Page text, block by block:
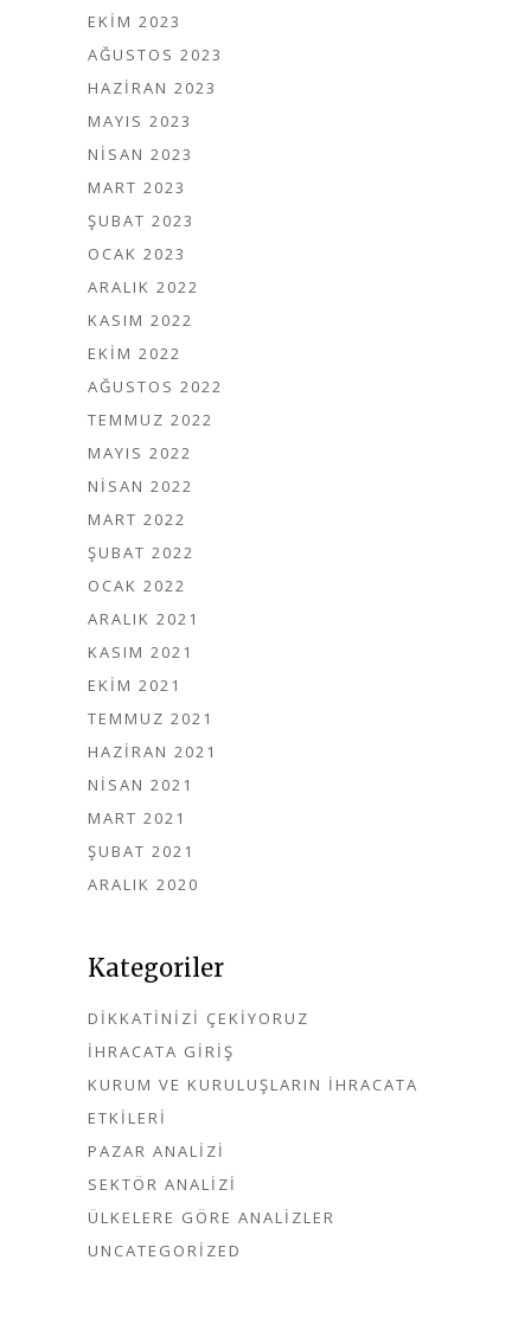
EKIM 2023
AĞUSTOS 2023
HAZIRAN 2023
MAYIS 2023
NISAN 2023
MART 2023
ŞUBAT 2023
OCAK 2023
ARALIK 2022
KASIM 2022
EKIM 2022
AĞUSTOS 2022
TEMMUZ 2022
MAYIS 2022
NISAN 2022
MART 2022
ŞUBAT 2022
OCAK 2022
ARALIK 2021
KASIM 2021
EKIM 2021
TEMMUZ 2021
HAZIRAN 2021
NISAN 2021
MART 2021
ŞUBAT 2021
ARALIK 2020
Kategoriler
DIKKATINIZI ÇEKIYORUZ
İHRACATA GIRIŞ
KURUM VE KURULUŞLARIN İHRACATA
ETKILERI
PAZAR ANALIZI
SEKTÖR ANALIZI
ÜLKELERE GÖRE ANALIZLER
UNCATEGORIZED